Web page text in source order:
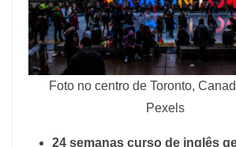
Foto no centro de Toronto,
Pexels
24 semanas curso de inglês